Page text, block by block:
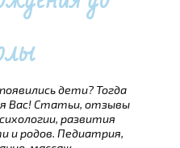
дети? Тогда
Вас! Статьи, отзывы
развития
и родов. Педиатрия,